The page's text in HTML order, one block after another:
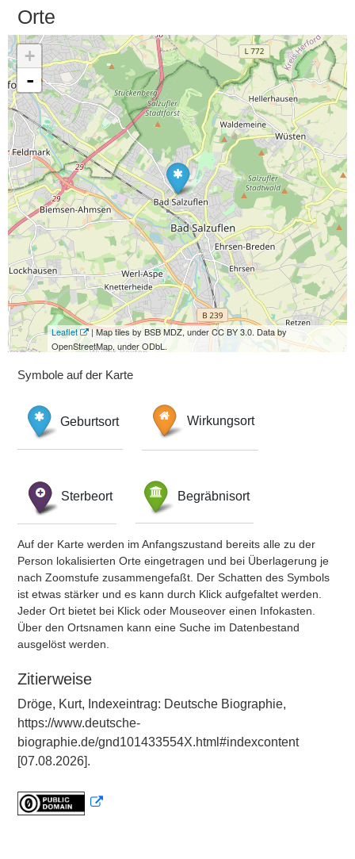
Orte
+
-
Leaflet
| Map tiles by BSB MDZ, under CC BY 3.0. Data by
OpenStreetMap, under ODbL.
Symbole auf der Karte
Geburtsort Wirkungsort
Sterbeort Begräbnisort
Auf der Karte werden im Anfangszustand bereits alle zu der
Person lokalisierten Orte eingetragen und bei Überlagerung je
nach Zoomstufe zusammengefaßt. Der Schatten des Symbols
ist etwas stärker und es kann durch Klick aufgefaltet werden.
Jeder Ort bietet bei Klick oder Mouseover einen Infokasten.
Über den Ortsnamen kann eine Suche im Datenbestand
ausgelöst werden.
Zitierweise
Dröge, Kurt, Indexeintrag: Deutsche Biographie,
https://www.deutsche-
biographie.de/gnd101433554X.html#indexcontent
[07.08.2026].